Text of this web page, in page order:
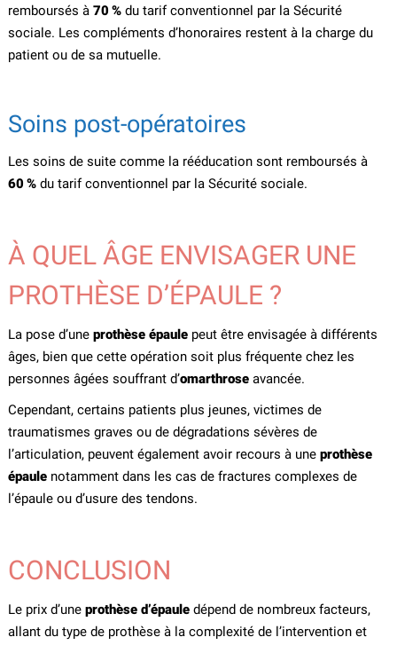
remboursés à 70 %du tarif conventionnel par la Sécurité
sociale. Les compléments d’honoraires restent à la charge du
patient ou de sa mutuelle.
Soins post-opératoires
Les soins de suite comme la rééducation sont remboursés à
60 % du tarif conventionnel par la Sécurité sociale.
À QUEL ÂGE ENVISAGER UNE
PROTHÈSE D’ÉPAULE ?
La pose d’une prothèse épaulepeut être envisagée à différents
âges, bien que cette opération soit plus fréquente chez les
personnes âgées souffrant d’omarthroseavancée.
Cependant, certains patients plus jeunes, victimes de
traumatismes graves ou de dégradations sévères de
l’articulation, peuvent également avoir recours à une prothèse
épaulenotamment dans les cas de fractures complexes de
l’épaule ou d’usure des tendons.
CONCLUSION
Le prix d’une prothèse d’épauledépend de nombreux facteurs,
allant du type de prothèse à la complexité de l’intervention et